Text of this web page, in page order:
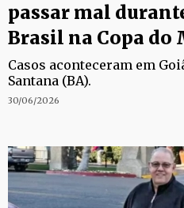
passar mal
Brasil na Copa do
Casos aconteceram em
Santana (BA).
30/06/2026